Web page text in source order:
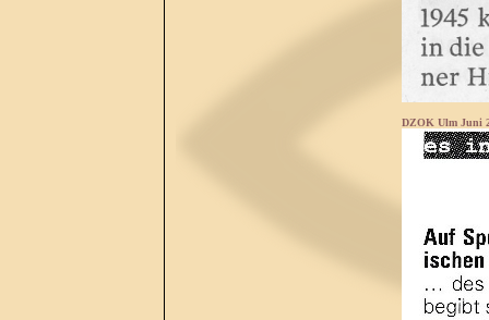
DZOK Ulm Juni